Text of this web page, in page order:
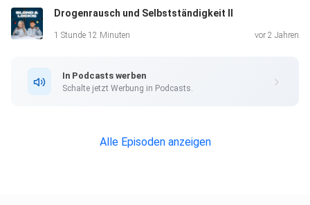
Drogenrausch und Selbstständigkeit II
1 Stunde 12 Minuten vor 2 Jahren
In Podcasts werben
Schalte jetzt Werbung in Podcasts.
Alle Episoden anzeigen